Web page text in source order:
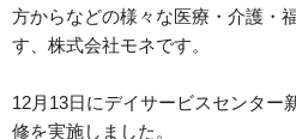
方からなどの様々な医療・介護・
す、株式会社モネです。
12月13日にデイサービスセンター
修を実施しました。